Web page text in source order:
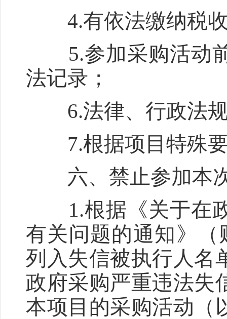
4.有依法缴纳税收
5.参加采购活动前
法记录；
6.法律、行政法规
7.根据项目特殊要
六、禁止参加本
1.根据《关于在政
有关问题的通知》（
列入失信被执行人名
政府采购严重违法失
本项目的采购活动（